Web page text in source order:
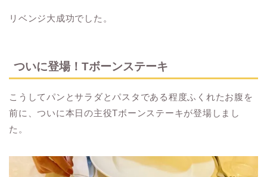
リベンジ大成功でした。
ついに登場！Tボーンステーキ
こうしてパンとサラダとパスタである程度ふくれたお腹を
前に、ついに本日の主役Tボーンステーキが登場しまし
た。